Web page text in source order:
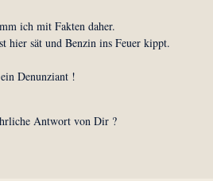
ich mit Fakten daher.
hier sät und Benzin ins Feuer kippt.
Denunziant !
Antwort von Dir ?